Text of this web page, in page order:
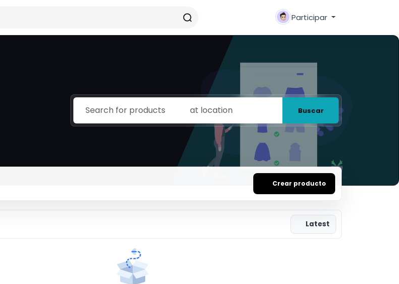
Participar
Buscar
Crear producto
Latest